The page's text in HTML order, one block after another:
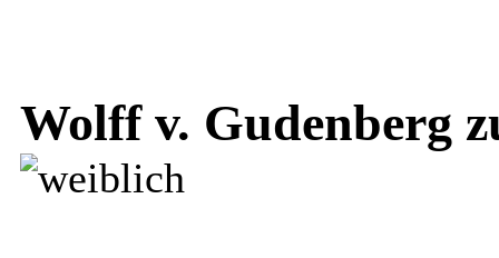
Wolff v. Gudenberg